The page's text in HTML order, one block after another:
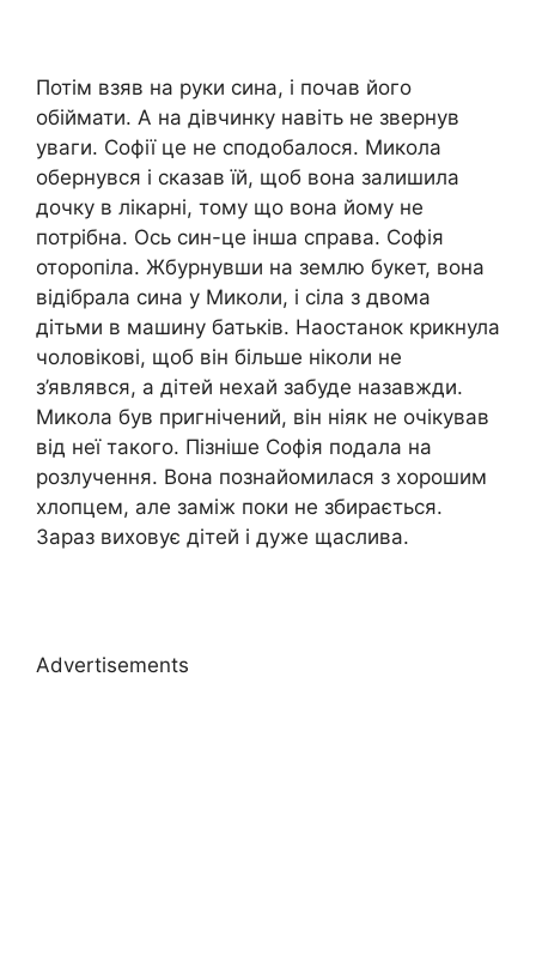
Потім взяв на руки сина, і почав його
обіймати. А на дівчинку навіть не звернув
уваги. Софії це не сподобалося. Микола
обернувся і сказав їй, щоб вона залишила
дочку в лікарні, тому що вона йому не
потрібна. Ось син-це інша справа. Софія
оторопіла. Жбурнувши на землю букет, вона
відібрала сина у Миколи, і сіла з двома
дітьми в машину батьків. Наостанок крикнула
чоловікові, щоб він більше ніколи не
з’являвся, а дітей нехай забуде назавжди.
Микола був пригнічений, він ніяк не очікував
від неї такого. Пізніше Софія подала на
розлучення. Вона познайомилася з хорошим
хлопцем, але заміж поки не збирається.
Зараз виховує дітей і дуже щаслива.
Advertisements